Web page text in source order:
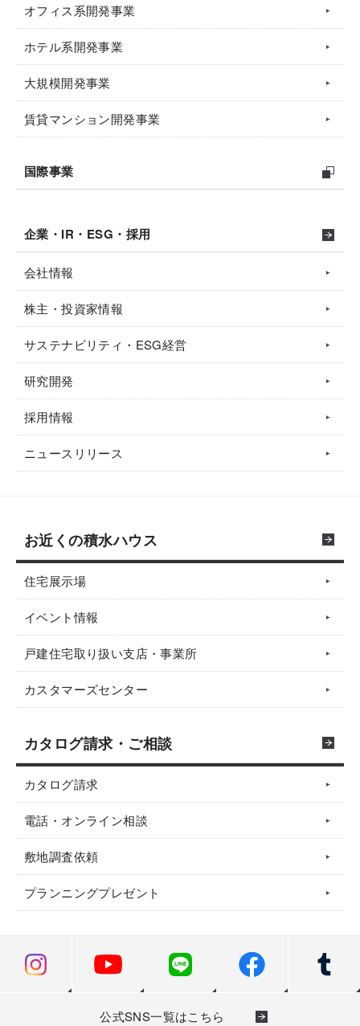
オフィス系開発事業
ホテル系開発事業
大規模開発事業
賃貸マンション開発事業
国際事業
企業・IR・ESG・採用
会社情報
株主・投資家情報
サステナビリティ・ESG経営
研究開発
採用情報
ニュースリリース
お近くの積水ハウス
住宅展示場
イベント情報
戸建住宅取り扱い支店・事業所
カスタマーズセンター
カタログ請求・ご相談
カタログ請求
電話・オンライン相談
敷地調査依頼
プランニングプレゼント
公式SNS一覧はこちら